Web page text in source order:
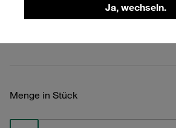
Ja, wechseln.
STAUFF Materialnr. 1110000588
Menge in Stück